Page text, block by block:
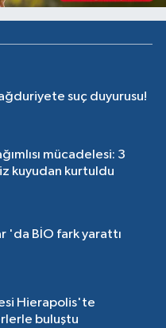
suç duyurusu!
mücadelesi: 3
kuyudan kurtuldu
'da BİO fark yarattı
Hierapolis'te
buluştu